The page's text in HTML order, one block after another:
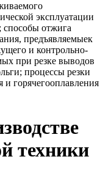
эксплуатации
отжига
предъявляемыек
и контрольно-
при резке выводов
процессы резки
горячегооплавления
техники